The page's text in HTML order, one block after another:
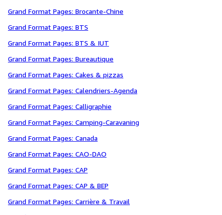
Grand Format Pages: Brocante-Chine
Grand Format Pages: BTS
Grand Format Pages: BTS & IUT
Grand Format Pages: Bureautique
Grand Format Pages: Cakes & pizzas
Grand Format Pages: Calendriers-Agenda
Grand Format Pages: Calligraphie
Grand Format Pages: Camping-Caravaning
Grand Format Pages: Canada
Grand Format Pages: CAO-DAO
Grand Format Pages: CAP
Grand Format Pages: CAP & BEP
Grand Format Pages: Carrière & Travail